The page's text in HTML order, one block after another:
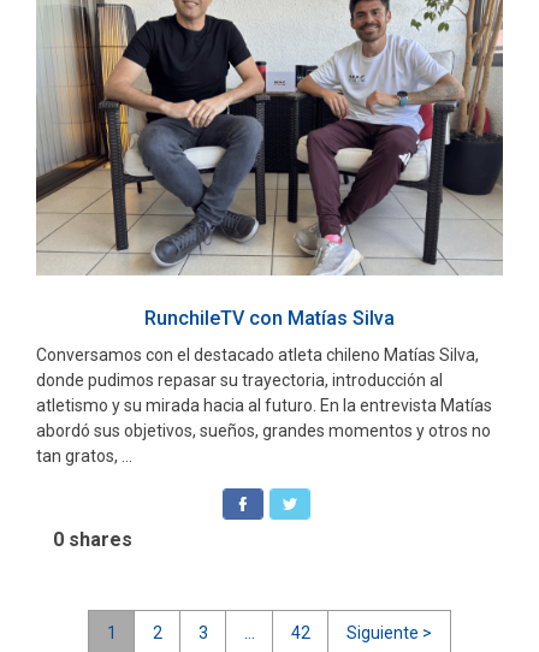
RunchileTV con Matías Silva
Conversamos con el destacado atleta chileno Matías Silva,
donde pudimos repasar su trayectoria, introducción al
atletismo y su mirada hacia al futuro. En la entrevista Matías
abordó sus objetivos, sueños, grandes momentos y otros no
tan gratos, ...
0 shares
Navegación
1 2 3 42 Siguiente >